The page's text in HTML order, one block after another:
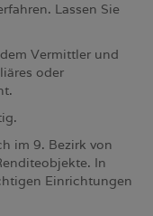
Lassen Sie
Vermittler und
oder
im 9. Bezirk von
In
Einrichtungen